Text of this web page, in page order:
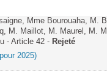
Mme Bourouaha, M.
M. Maillot, M. Maurel, M.
- Article 42 - Rejeté
2025)